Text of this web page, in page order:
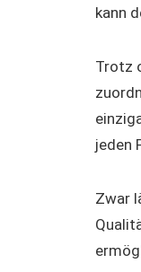
k
kann
Trotz
jeden
Zwar